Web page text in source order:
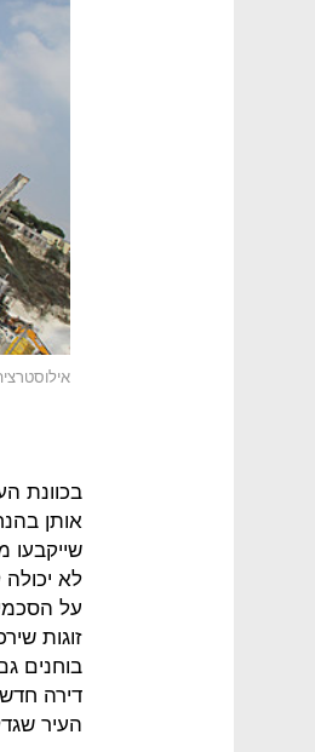
בכוונת
שייקבעו
לא
על
זוגות
העיר